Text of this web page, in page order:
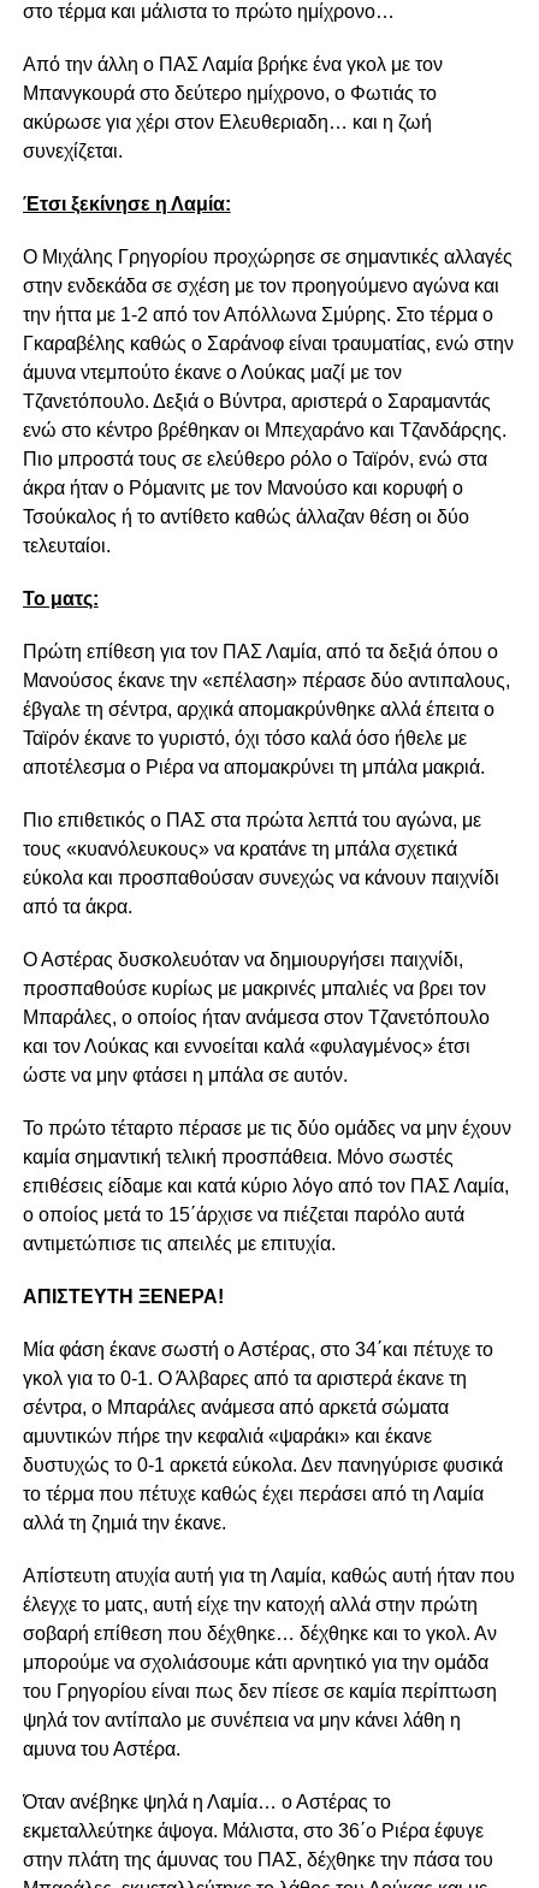
στο τέρμα και μάλιστα το πρώτο ημίχρονο…
Από την άλλη ο ΠΑΣ Λαμία βρήκε ένα γκολ με τον
Μπανγκουρά στο δεύτερο ημίχρονο, ο Φωτιάς το
ακύρωσε για χέρι στον Ελευθεριαδη… και η ζωή
συνεχίζεται.
Έτσι ξεκίνησε η Λαμία:
Ο Μιχάλης Γρηγορίου προχώρησε σε σημαντικές αλλαγές
στην ενδεκάδα σε σχέση με τον προηγούμενο αγώνα και
την ήττα με 1-2 από τον Απόλλωνα Σμύρης. Στο τέρμα ο
Γκαραβέλης καθώς ο Σαράνοφ είναι τραυματίας, ενώ στην
άμυνα ντεμπούτο έκανε ο Λούκας μαζί με τον
Τζανετόπουλο. Δεξιά ο Βύντρα, αριστερά ο Σαραμαντάς
ενώ στο κέντρο βρέθηκαν οι Μπεχαράνο και Τζανδάρςης.
Πιο μπροστά τους σε ελεύθερο ρόλο ο Ταϊρόν, ενώ στα
άκρα ήταν ο Ρόμανιτς με τον Μανούσο και κορυφή ο
Τσούκαλος ή το αντίθετο καθώς άλλαζαν θέση οι δύο
τελευταίοι.
Το ματς:
Πρώτη επίθεση για τον ΠΑΣ Λαμία, από τα δεξιά όπου ο
Μανούσος έκανε την «επέλαση» πέρασε δύο αντιπαλους,
έβγαλε τη σέντρα, αρχικά απομακρύνθηκε αλλά έπειτα ο
Ταϊρόν έκανε το γυριστό, όχι τόσο καλά όσο ήθελε με
αποτέλεσμα ο Ριέρα να απομακρύνει τη μπάλα μακριά.
Πιο επιθετικός ο ΠΑΣ στα πρώτα λεπτά του αγώνα, με
τους «κυανόλευκους» να κρατάνε τη μπάλα σχετικά
εύκολα και προσπαθούσαν συνεχώς να κάνουν παιχνίδι
από τα άκρα.
Ο Αστέρας δυσκολευόταν να δημιουργήσει παιχνίδι,
προσπαθούσε κυρίως με μακρινές μπαλιές να βρει τον
Μπαράλες, ο οποίος ήταν ανάμεσα στον Τζανετόπουλο
και τον Λούκας και εννοείται καλά «φυλαγμένος» έτσι
ώστε να μην φτάσει η μπάλα σε αυτόν.
Το πρώτο τέταρτο πέρασε με τις δύο ομάδες να μην έχουν
καμία σημαντική τελική προσπάθεια. Μόνο σωστές
επιθέσεις είδαμε και κατά κύριο λόγο από τον ΠΑΣ Λαμία,
ο οποίος μετά το 15΄άρχισε να πιέζεται παρόλο αυτά
αντιμετώπισε τις απειλές με επιτυχία.
ΑΠΙΣΤΕΥΤΗ ΞΕΝΕΡΑ!
Μία φάση έκανε σωστή ο Αστέρας, στο 34΄και πέτυχε το
γκολ για το 0-1. Ο Άλβαρες από τα αριστερά έκανε τη
σέντρα, ο Μπαράλες ανάμεσα από αρκετά σώματα
αμυντικών πήρε την κεφαλιά «ψαράκι» και έκανε
δυστυχώς το 0-1 αρκετά εύκολα. Δεν πανηγύρισε φυσικά
το τέρμα που πέτυχε καθώς έχει περάσει από τη Λαμία
αλλά τη ζημιά την έκανε.
Απίστευτη ατυχία αυτή για τη Λαμία, καθώς αυτή ήταν που
έλεγχε το ματς, αυτή είχε την κατοχή αλλά στην πρώτη
σοβαρή επίθεση που δέχθηκε… δέχθηκε και το γκολ. Αν
μπορούμε να σχολιάσουμε κάτι αρνητικό για την ομάδα
του Γρηγορίου είναι πως δεν πίεσε σε καμία περίπτωση
ψηλά τον αντίπαλο με συνέπεια να μην κάνει λάθη η
αμυνα του Αστέρα.
Όταν ανέβηκε ψηλά η Λαμία… ο Αστέρας το
εκμεταλλεύτηκε άψογα. Μάλιστα, στο 36΄ο Ριέρα έφυγε
στην πλάτη της άμυνας του ΠΑΣ, δέχθηκε την πάσα του